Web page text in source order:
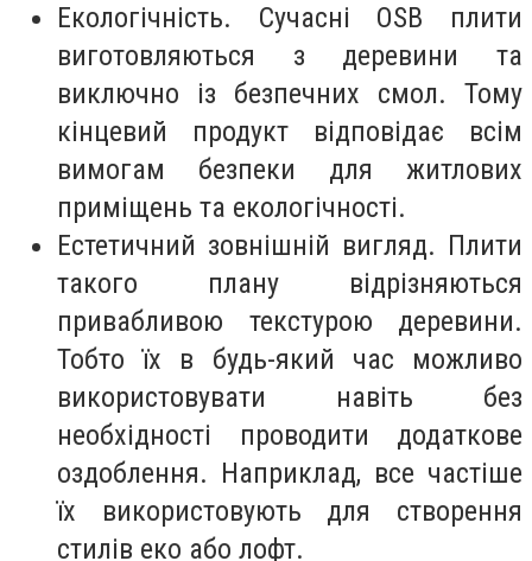
Екологічність. Сучасні OSB плити
виготовляються з деревини та
виключно із безпечних смол. Тому
кінцевий продукт відповідає всім
вимогам безпеки для житлових
приміщень та екологічності.
Естетичний зовнішній вигляд. Плити
такого плану відрізняються
привабливою текстурою деревини.
Тобто їх в будь-який час можливо
використовувати навіть без
необхідності проводити додаткове
оздоблення. Наприклад, все частіше
їх використовують для створення
стилів еко або лофт.